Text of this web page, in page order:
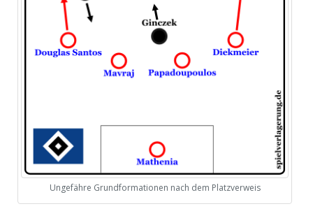
Ungefähre Grundformationen nach dem Platzverweis